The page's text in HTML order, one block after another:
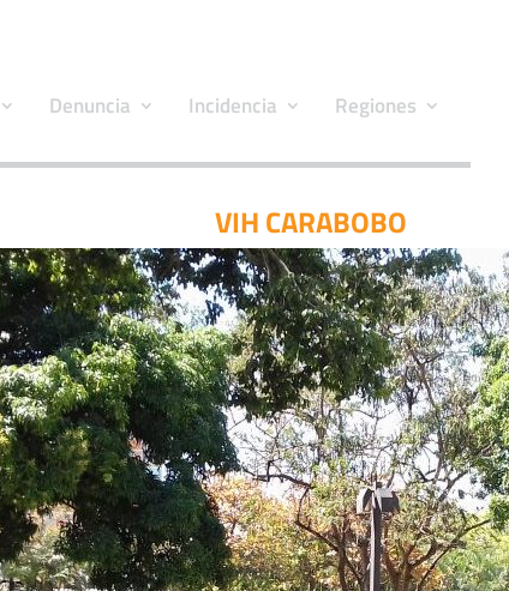
Denuncia Incidencia Regiones
VIH CARABOBO